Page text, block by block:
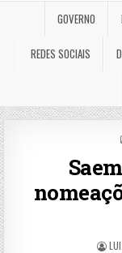
GOVERNO
REDES SOCIAIS